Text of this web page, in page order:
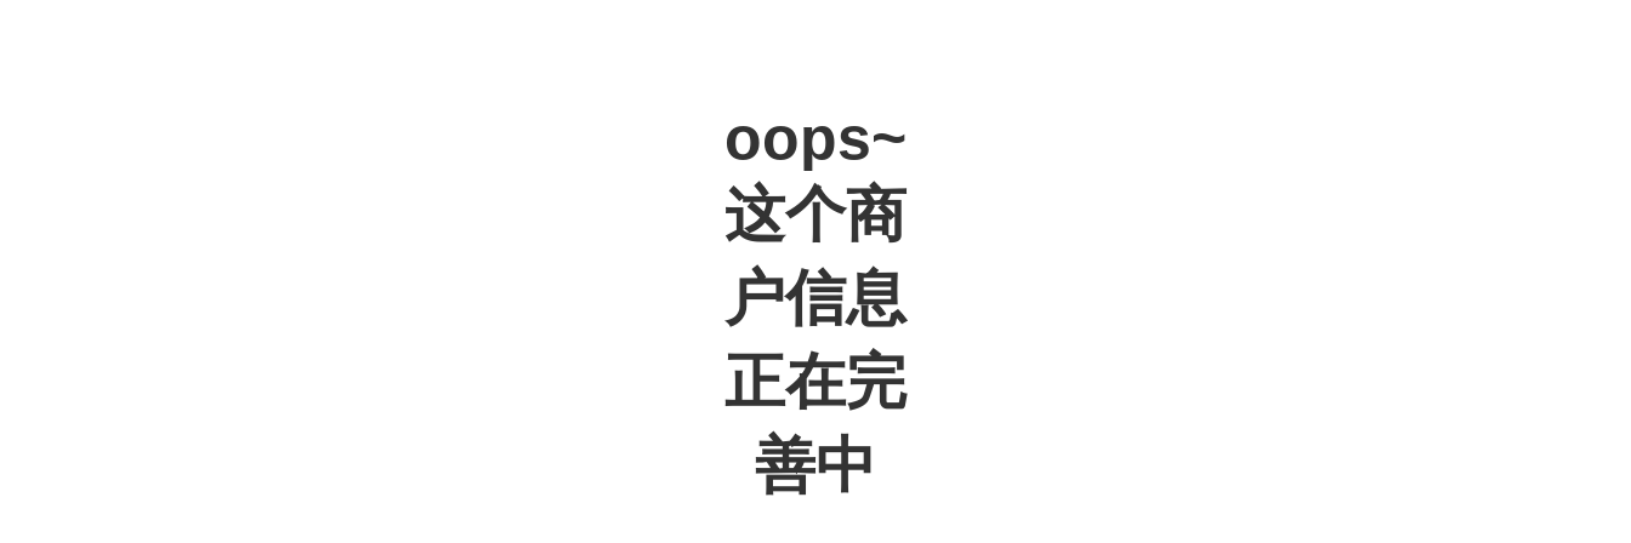
oops~
这个商
户信息
正在完
善中